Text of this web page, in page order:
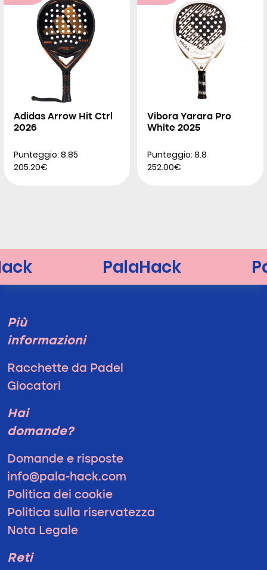
Adidas Arrow Hit Ctrl
2026
Punteggio: 8.85
205.20€
Vibora Yarara Pro
White 2025
Punteggio: 8.8
252.00€
Più
informazioni
Racchette da Padel
Giocatori
Hai
domande?
Domande e risposte
info@pala-hack.com
Politica dei cookie
Politica sulla riservatezza
Nota Legale
Reti